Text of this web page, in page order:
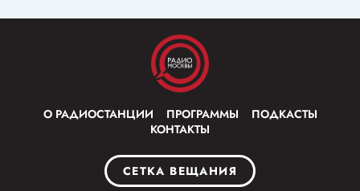
О РАДИОСТАНЦИИ ПРОГРАММЫ
ПОДКАСТЫ
КОНТАКТЫ
СЕТКА ВЕЩАНИЯ